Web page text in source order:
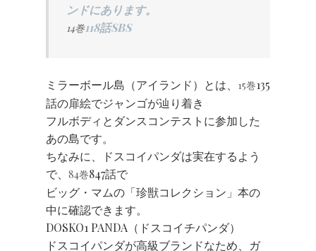
ンドにあります。
14巻118話SBS
ミラーボール島（アイランド）とは、 15巻135
話の扉絵でジャンゴが辿り着き
フルボディとダンスコンテストに参加した
あの島です。
ちなみに、ドスコイパンダは実在するよう
で、 84巻847話で
ビッグ・マムの「珍獣コレクション」本の
中に確認できます。
DOSKO1 PANDA（ドスコイチパンダ）
ドスコイパンダが高級ブランドなため、ガ